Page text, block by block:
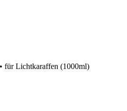
für Lichtkaraffen (1000ml)